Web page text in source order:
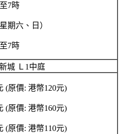
7時
期六、日）
7時
城 Ｌ1中庭
(原價: 港幣120元)
(原價: 港幣160元)
(原價: 港幣110元)